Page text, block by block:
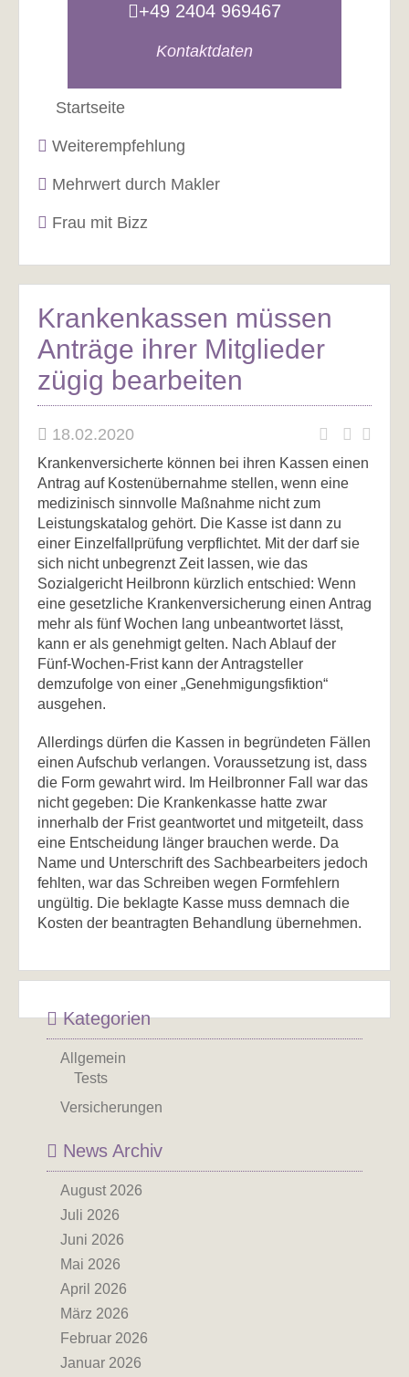
+49 2404 969467
Kontaktdaten
Startseite
Weiterempfehlung
Mehrwert durch Makler
Frau mit Bizz
Krankenkassen müssen
Anträge ihrer Mitglieder
zügig bearbeiten
18.02.2020
Krankenversicherte können bei ihren Kassen einen
Antrag auf Kostenübernahme stellen, wenn eine
medizinisch sinnvolle Maßnahme nicht zum
Leistungskatalog gehört. Die Kasse ist dann zu
einer Einzelfallprüfung verpflichtet. Mit der darf sie
sich nicht unbegrenzt Zeit lassen, wie das
Sozialgericht Heilbronn kürzlich entschied: Wenn
eine gesetzliche Krankenversicherung einen Antrag
mehr als fünf Wochen lang unbeantwortet lässt,
kann er als genehmigt gelten. Nach Ablauf der
Fünf-Wochen-Frist kann der Antragsteller
demzufolge von einer „Genehmigungsfiktion“
ausgehen.
Allerdings dürfen die Kassen in begründeten Fällen
einen Aufschub verlangen. Voraussetzung ist, dass
die Form gewahrt wird. Im Heilbronner Fall war das
nicht gegeben: Die Krankenkasse hatte zwar
innerhalb der Frist geantwortet und mitgeteilt, dass
eine Entscheidung länger brauchen werde. Da
Name und Unterschrift des Sachbearbeiters jedoch
fehlten, war das Schreiben wegen Formfehlern
ungültig. Die beklagte Kasse muss demnach die
Kosten der beantragten Behandlung übernehmen.
Kategorien
Allgemein
Tests
Versicherungen
News Archiv
August 2026
Juli 2026
Juni 2026
Mai 2026
April 2026
März 2026
Februar 2026
Januar 2026